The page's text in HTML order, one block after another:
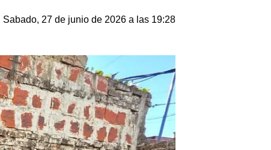
Sabado, 27 de junio de 2026 a las 19:28